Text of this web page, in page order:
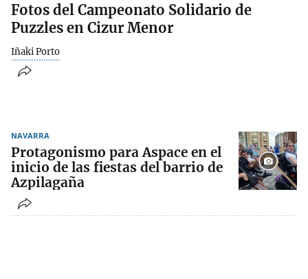
Fotos del Campeonato Solidario de
Puzzles en Cizur Menor
Iñaki Porto
NAVARRA
Protagonismo para Aspace en el
inicio de las fiestas del barrio de
Azpilagaña